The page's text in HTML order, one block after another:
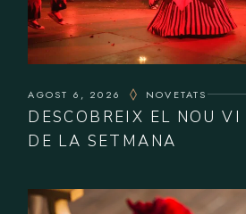
AGOST 6, 2026 NOVETATS
DESCOBREIX EL NOU VI
DE LA SETMANA